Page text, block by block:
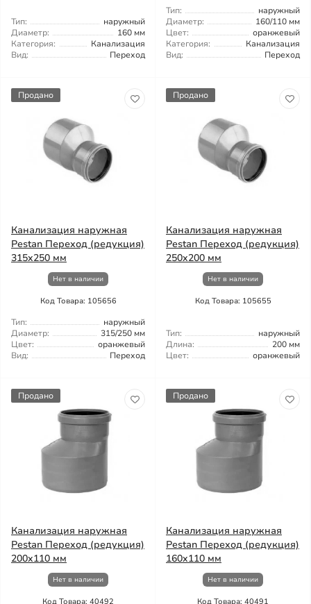
Тип:
наружный
Диаметр:
160 мм
Категория:
Канализация
Вид:
Переход
Тип:
наружный
Диаметр:
160/110 мм
Цвет:
оранжевый
Категория:
Канализация
Вид:
Переход
Продано
Канализация наружная
Pestan Переход (редукция)
315x250 мм
Нет в наличии
Код Товара: 105656
Тип:
наружный
Диаметр:
315/250 мм
Цвет:
оранжевый
Вид:
Переход
Продано
Канализация наружная
Pestan Переход (редукция)
250x200 мм
Нет в наличии
Код Товара: 105655
Тип:
наружный
Длина:
200 мм
Цвет:
оранжевый
Продано
Канализация наружная
Pestan Переход (редукция)
200x110 мм
Нет в наличии
Код Товара: 40492
Продано
Канализация наружная
Pestan Переход (редукция)
160x110 мм
Нет в наличии
Код Товара: 40491